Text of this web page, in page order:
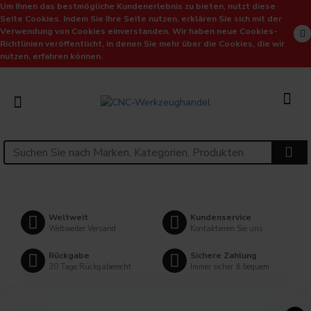
Um Ihnen das bestmögliche Kundenerlebnis zu bieten, nutzt diese
Seite Cookies. Indem Sie Ihre Seite nutzen, erklären Sie sich mit der
Verwendung von Cookies einverstanden. Wir haben neue Cookies-
Richtlinien veröffentlicht, in denen Sie mehr über die Cookies, die wir
nutzen, erfahren können.
Weltweit
Weltweiter Versand
Kundenservice
Kontaktieren Sie uns
Rückgabe
30 Tage Rückgaberecht
Sichere Zahlung
Immer sicher & bequem